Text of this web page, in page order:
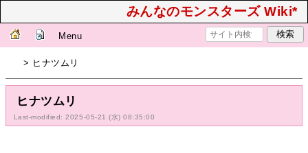
みんなのモンスターズ Wiki*
Menu
> ヒナツムリ
ヒナツムリ
Last-modified: 2025-05-21 (水) 08:35:00